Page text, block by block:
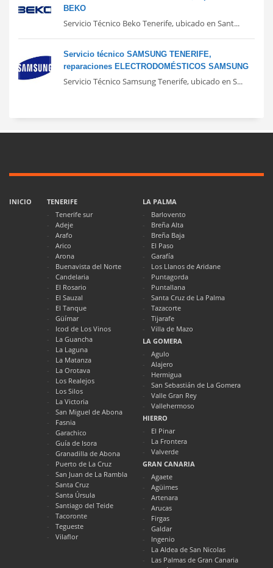
BEKO
Servicio Técnico Beko Tenerife, ubicado en Sant...
Servicio técnico SAMSUNG TENERIFE,
reparaciones ELECTRODOMÉSTICOS SAMSUNG
Servicio Técnico Samsung Tenerife, ubicado en S...
INICIO
TENERIFE
Tenerife sur
Adeje
Arafo
Arico
Arona
Buenavista del Norte
Candelaria
El Rosario
El Sauzal
El Tanque
Güímar
Icod de Los Vinos
La Guancha
La Laguna
La Matanza
La Orotava
Los Realejos
Los Silos
La Victoria
San Miguel de Abona
Fasnia
Garachico
Guía de Isora
Granadilla de Abona
Puerto de La Cruz
San Juan de La Rambla
Santa Cruz
Santa Úrsula
Santiago del Teide
Tacoronte
Tegueste
Vilaflor
LA PALMA
Barlovento
Breña Alta
Breña Baja
El Paso
Garafía
Los Llanos de Aridane
Puntagorda
Puntallana
Santa Cruz de La Palma
Tazacorte
Tijarafe
Villa de Mazo
LA GOMERA
Agulo
Alajero
Hermigua
San Sebastián de La Gomera
Valle Gran Rey
Vallehermoso
HIERRO
El Pinar
La Frontera
Valverde
GRAN CANARIA
Agaete
Agüimes
Artenara
Arucas
Firgas
Galdar
Ingenio
La Aldea de San Nicolas
Las Palmas de Gran Canaria